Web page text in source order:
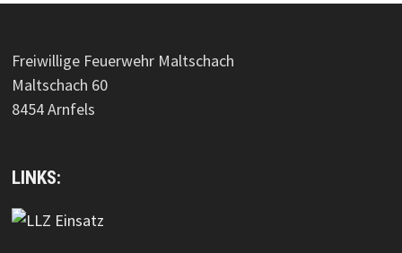
Freiwillige Feuerwehr Maltschach
Maltschach 60
8454 Arnfels
LINKS: